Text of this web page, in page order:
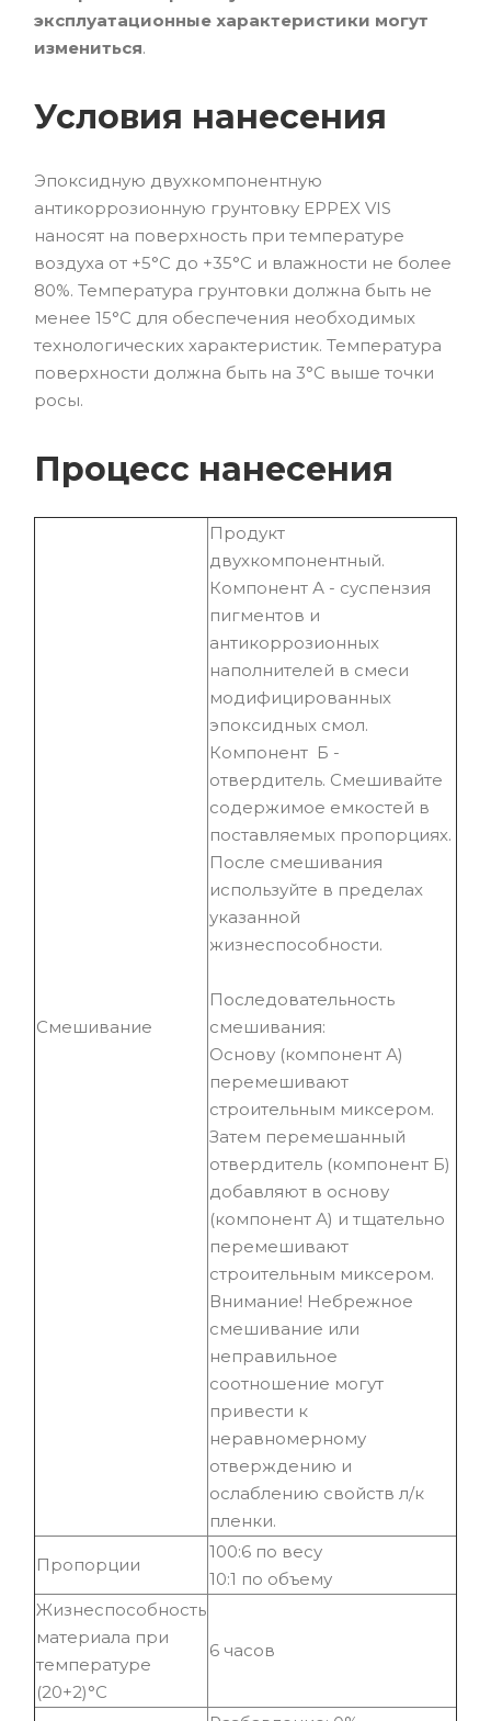
эксплуатационные характеристики могут
измениться.
Условия нанесения
Эпоксидную двухкомпонентную
антикоррозионную грунтовку EPPEX VIS
наносят на поверхность при температуре
воздуха от +5°С до +35°С и влажности не более
80%. Температура грунтовки должна быть не
менее 15°С для обеспечения необходимых
технологических характеристик. Температура
поверхности должна быть на 3°С выше точки
росы.
Процесс нанесения
Смешивание
Продукт
двухкомпонентный.
Компонент А - суспензия
пигментов и
антикоррозионных
наполнителей в смеси
модифицированных
эпоксидных смол.
Компонент Б -
отвердитель. Смешивайте
содержимое емкостей в
поставляемых пропорциях.
После смешивания
используйте в пределах
указанной
жизнеспособности.
Последовательность
смешивания:
Основу (компонент А)
перемешивают
строительным миксером.
Затем перемешанный
отвердитель (компонент Б)
добавляют в основу
(компонент А) и тщательно
перемешивают
строительным миксером.
Внимание! Небрежное
смешивание или
неправильное
соотношение могут
привести к
неравномерному
отверждению и
ослаблению свойств л/к
пленки.
Пропорции
100:6 по весу
10:1 по объему
Жизнеспособность
материала при
температуре
(20+2)°С
6 часов